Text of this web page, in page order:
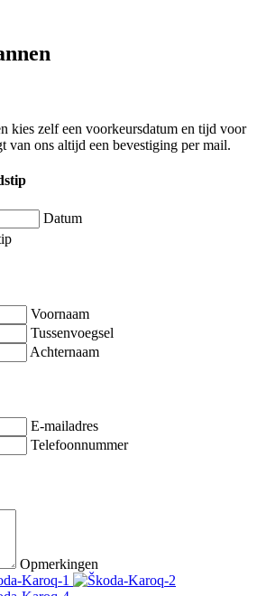
kies zelf een voorkeursdatum en tijd voor
van ons altijd een bevestiging per mail.
Datum
Voornaam
Tussenvoegsel
Achternaam
E-mailadres
Telefoonnummer
Opmerkingen